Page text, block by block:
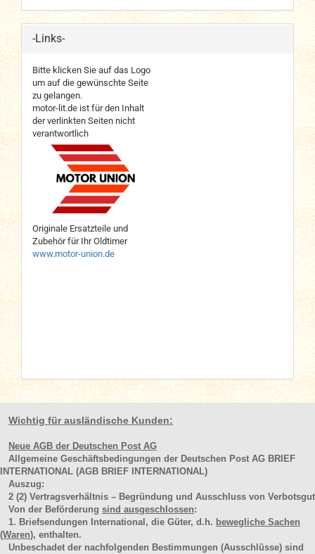
-Links-
Bitte klicken Sie auf das Logo
um auf die gewünschte Seite
zu gelangen.
motor-lit.de ist für den Inhalt
der verlinkten Seiten nicht
verantwortlich
Originale Ersatzteile und
Zubehör für Ihr Oldtimer
www.motor-union.de
Wichtig für ausländische Kunden:
Neue AGB der Deutschen Post AG
Allgemeine Geschäftsbedingungen der Deutschen Post AG BRIEF
INTERNATIONAL (AGB BRIEF INTERNATIONAL)
Auszug:
2 (2) Vertragsverhältnis – Begründung und Ausschluss von Verbotsgut
Von der Beförderung sind ausgeschlossen:
1. Briefsendungen International, die Güter, d.h. bewegliche Sachen
(Waren), enthalten.
Unbeschadet der nachfolgenden Bestimmungen (Ausschlüsse) sind